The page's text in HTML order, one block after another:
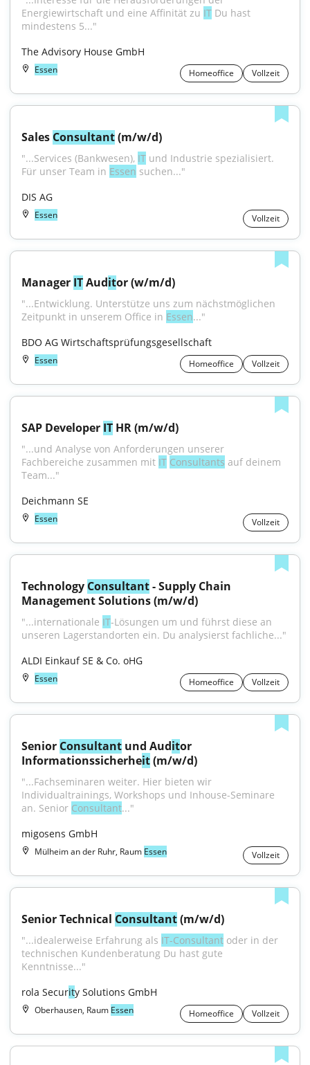
Energiewirtschaft und eine Affinität zu IT Du hast
mindestens 5..."
The Advisory House GmbH
Essen Homeoffice Vollzeit
Sales Consultant (m/w/d)
"...Services (Bankwesen), IT und Industrie spezialisiert.
Für unser Team in Essen suchen..."
DIS AG
Essen Vollzeit
Manager IT Auditor (w/m/d)
"...Entwicklung. Unterstütze uns zum nächstmöglichen
Zeitpunkt in unserem Office in Essen..."
BDO AG Wirtschaftsprüfungsgesellschaft
Essen Homeoffice Vollzeit
SAP Developer IT HR (m/w/d)
"...und Analyse von Anforderungen unserer
Fachbereiche zusammen mit IT Consultants auf deinem
Team..."
Deichmann SE
Essen Vollzeit
Technology Consultant - Supply Chain
Management Solutions (m/w/d)
"...internationale IT‑Lösungen um und führst diese an
unseren Lagerstandorten ein. Du analysierst fachliche..."
ALDI Einkauf SE & Co. oHG
Essen Homeoffice Vollzeit
Senior Consultant und Auditor
Informationssicherheit (m/w/d)
"...Fachseminaren weiter. Hier bieten wir
Individualtrainings, Workshops und Inhouse-Seminare
an. Senior Consultant..."
migosens GmbH
Mülheim an der Ruhr, Raum Essen Vollzeit
Senior Technical Consultant (m/w/d)
"...idealerweise Erfahrung als IT-Consultant oder in der
technischen Kundenberatung Du hast gute
Kenntnisse..."
rola Security Solutions GmbH
Oberhausen, Raum Essen Homeoffice Vollzeit